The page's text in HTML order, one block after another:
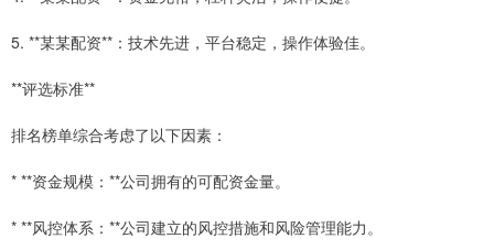
5. **某某配资**：技术先进，平台稳定，操作体验佳。
**评选标准**
排名榜单综合考虑了以下因素：
* **资金规模：**公司拥有的可配资金量。
* **风控体系：**公司建立的风控措施和风险管理能力。